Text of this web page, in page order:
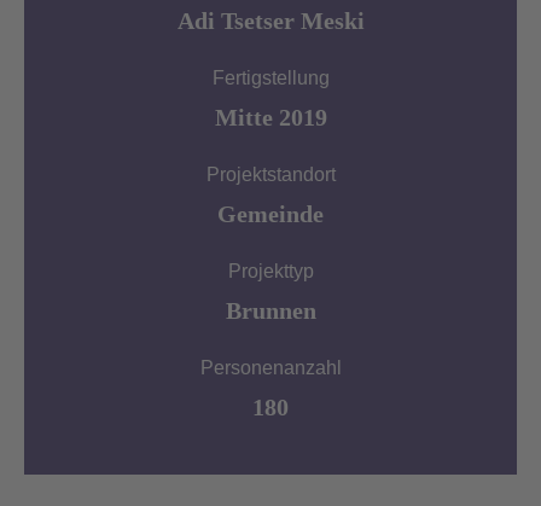
Adi Tsetser Meski
Fertigstellung
Mitte 2019
Projektstandort
Gemeinde
Projekttyp
Brunnen
Personenanzahl
180